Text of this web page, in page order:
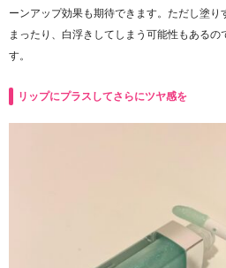
ーンアップ効果も期待できます。ただし塗り
まったり、白浮きしてしまう可能性もあるの
す。
リップにプラスしてさらにツヤ感を